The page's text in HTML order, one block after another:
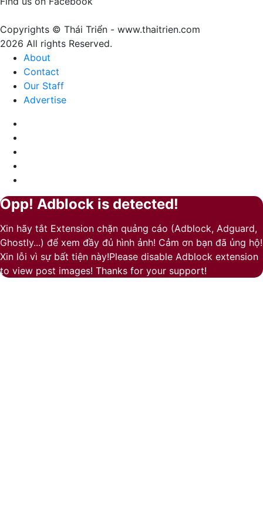
sự
nhã
nhặn
Copyrights © Thái Triển - www.thaitrien.com
2026 All rights Reserved.
About
Contact
Our Staff
Advertise
Back
top
button
Close
Opp! Adblock is detected!
Xin hãy tắt Extension chặn quảng cáo (Adblock, Adguard,
Ghostly...) để xem đầy đủ hình ảnh! Cảm ơn bạn đã ủng hộ!
Xin lỗi vì sự bất tiện này!Please disable Adblock extension
to view post images! Thanks for your support!